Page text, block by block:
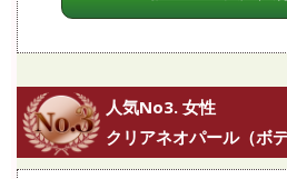
人気No3. 女性
クリアネオパール（ボ